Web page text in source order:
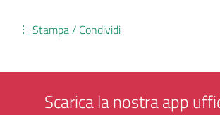
Stampa / Condividi
Scarica la nostra app